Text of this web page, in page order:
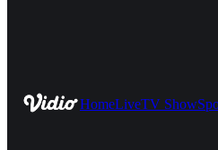
HomeLiveTV Show